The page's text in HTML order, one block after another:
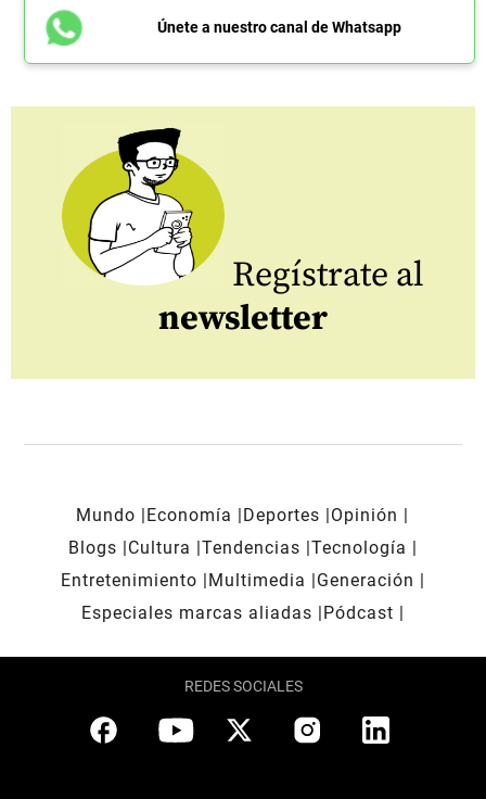
Únete a nuestro canal de Whatsapp
Regístrate al
newsletter
Mundo Economía Deportes
Opinión
Blogs
Cultura Tendencias Tecnología
Entretenimiento
Multimedia
Generación
Especiales marcas aliadas
Pódcast
REDES SOCIALES